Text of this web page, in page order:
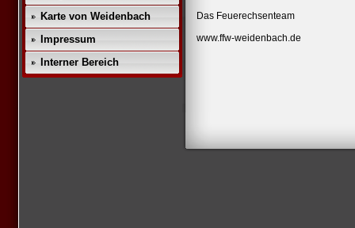
Karte von Weidenbach
Impressum
Interner Bereich
Das Feuerechsenteam
www.ffw-weidenbach.de